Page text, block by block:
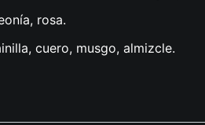
rosa.
cuero, musgo, almizcle.